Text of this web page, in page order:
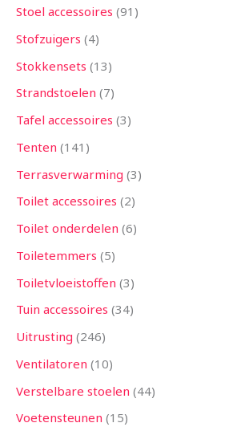
Stoel accessoires 91
Stofzuigers 4
Stokkensets 13
Strandstoelen 7
Tafel accessoires 3
Tenten 141
Terrasverwarming 3
Toilet accessoires 2
Toilet onderdelen 6
Toiletemmers 5
Toiletvloeistoffen 3
Tuin accessoires 34
Uitrusting 246
Ventilatoren 10
Verstelbare stoelen 44
Voetensteunen 15